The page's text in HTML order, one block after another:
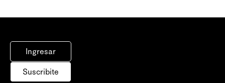
Ingresar
Suscribite